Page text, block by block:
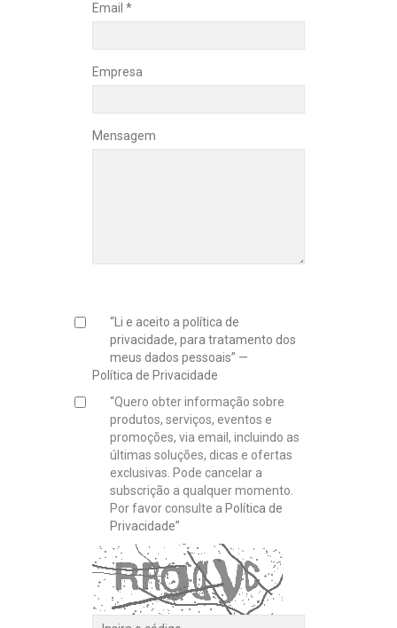
Email *
Empresa
Mensagem
“Li e aceito a política de
privacidade, para tratamento dos
meus dados pessoais” —
Política de Privacidade
“Quero obter informação sobre
produtos, serviços, eventos e
promoções, via email, incluindo as
últimas soluções, dicas e ofertas
exclusivas. Pode cancelar a
subscrição a qualquer momento.
Por favor consulte a Política de
Privacidade”